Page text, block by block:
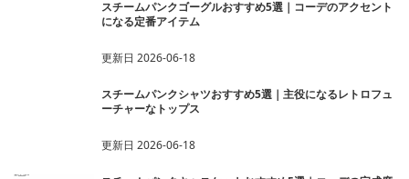
更新日2026-06-18
が上がるレトロ帽子
更新日2026-06-18
チャー帽子